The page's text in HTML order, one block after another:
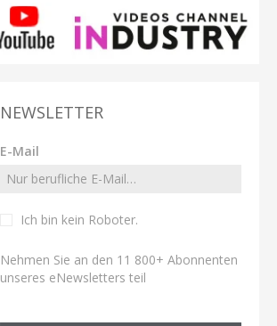
NEWSLETTER
E-Mail
Ich bin kein Roboter.
Nehmen Sie an den 11 800+ Abonnenten
unseres eNewsletters teil